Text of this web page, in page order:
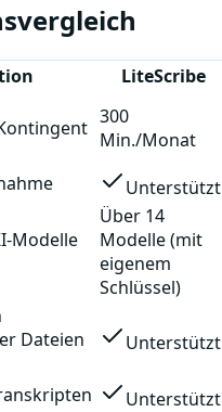
LiteScribe
300
Min./Monat
Unterstützt
Modelle
Über 14
Modelle (mit
eigenem
Schlüssel)
Dateien
Unterstützt
Unterstützt